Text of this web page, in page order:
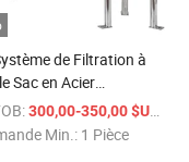
de Filtration à
Sac en Acier
de Qualité
SS304 Filtre à Sac
300,00-350,00 $US
Min.: 1 Pièce